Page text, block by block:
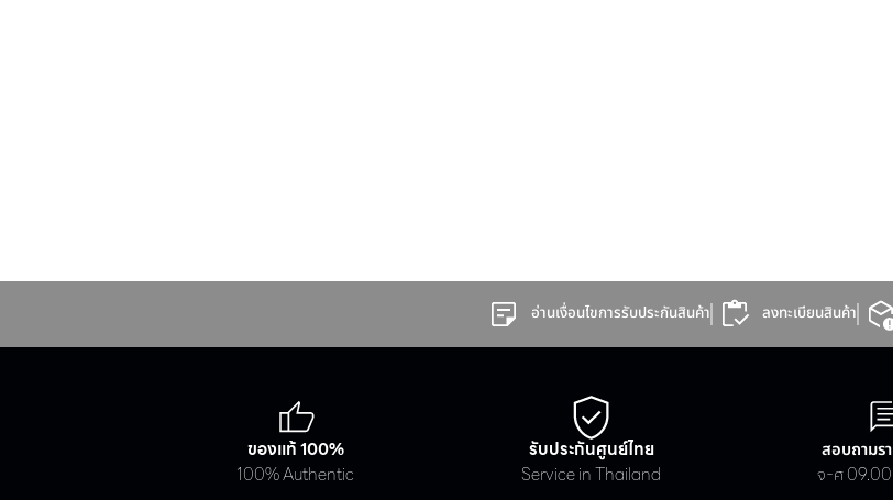
อ่านเงื่อนไขการรับประกันสินค้า ลงทะเบียนสินค้า
ของแท้ 100%
100% Authentic
รับประกันศูนย์ไทย
Service in Thailand
สอบถามร
จ-ศ